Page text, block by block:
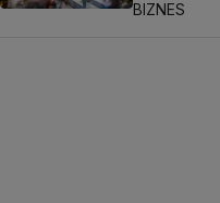
BIZNES